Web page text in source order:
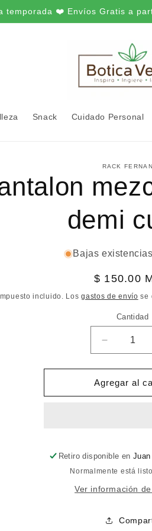
temporada ❤️ Envíos Gratis a
Snack Cuidado Personal
RACK
demi
Bajas
Precio
habitual
$ 150.00
Impuesto incluido. Losgastos de envío se
Cantidad
Reducir
cantidad
para
pantalon
mezclilla
Agregar al
Retiro disponible en
Normalmente está
Ver información